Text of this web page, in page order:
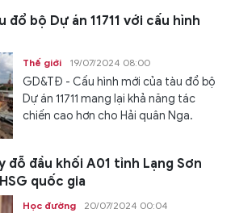
bộ Dự án 11711 với cấu hình
Thế giới 19/07/2024 08:00
GD&TĐ - Cấu hình mới của tàu đổ bộ
Dự án 11711 mang lại khả năng tác
chiến cao hơn cho Hải quân Nga.
đỗ đầu khối A01 tỉnh Lạng Sơn
quốc gia
Học đường 20/07/2024 00:04